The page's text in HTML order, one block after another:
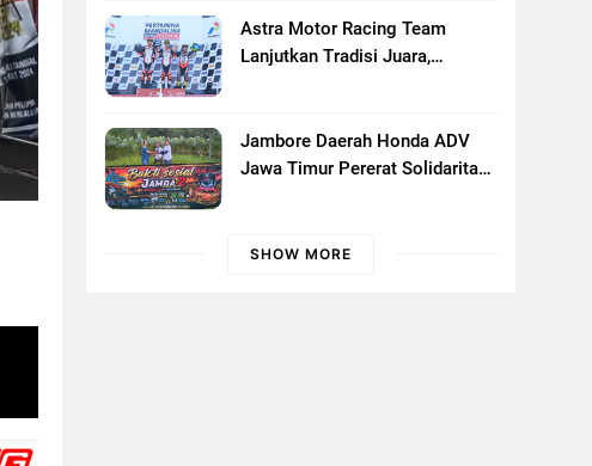
Astra Motor Racing Team
Lanjutkan Tradisi Juara,
Putaran Ke 3
Jambore Daerah Honda ADV
Jawa Timur Pererat Solidaritas
Banyuwangi
SHOW MORE